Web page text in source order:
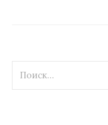
й